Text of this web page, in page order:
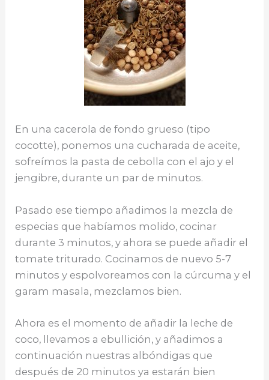
En una cacerola de fondo grueso (tipo
cocotte), ponemos una cucharada de aceite,
sofreímos la pasta de cebolla con el ajo y el
jengibre, durante un par de minutos.
Pasado ese tiempo añadimos la mezcla de
especias que habíamos molido, cocinar
durante 3 minutos, y ahora se puede añadir el
tomate triturado. Cocinamos de nuevo 5-7
minutos y espolvoreamos con la cúrcuma y el
garam masala, mezclamos bien.
Ahora es el momento de añadir la leche de
coco, llevamos a ebullición, y añadimos a
continuación nuestras albóndigas que
después de 20 minutos ya estarán bien